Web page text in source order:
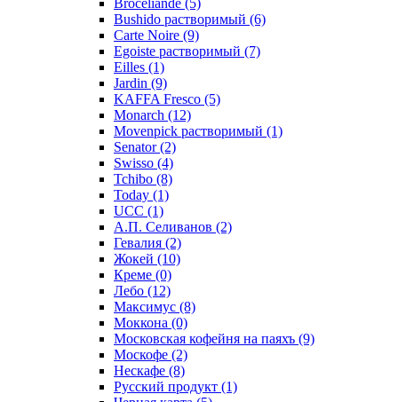
Bushido растворимый (6)
Carte Noire (9)
Egoiste растворимый (7)
Eilles (1)
Jardin (9)
KAFFA Fresco (5)
Monarch (12)
Movenpick растворимый (1)
Senator(2)
Swisso (4)
Tchibo (8)
Today (1)
UCC (1)
А.П. Селиванов (2)
Гевалия (2)
Жокей (10)
Креме (0)
Лебо (12)
Максимус (8)
Моккона (0)
Московская кофейня на паяхъ (9)
Москофе (2)
Нескафе (8)
Русский продукт (1)